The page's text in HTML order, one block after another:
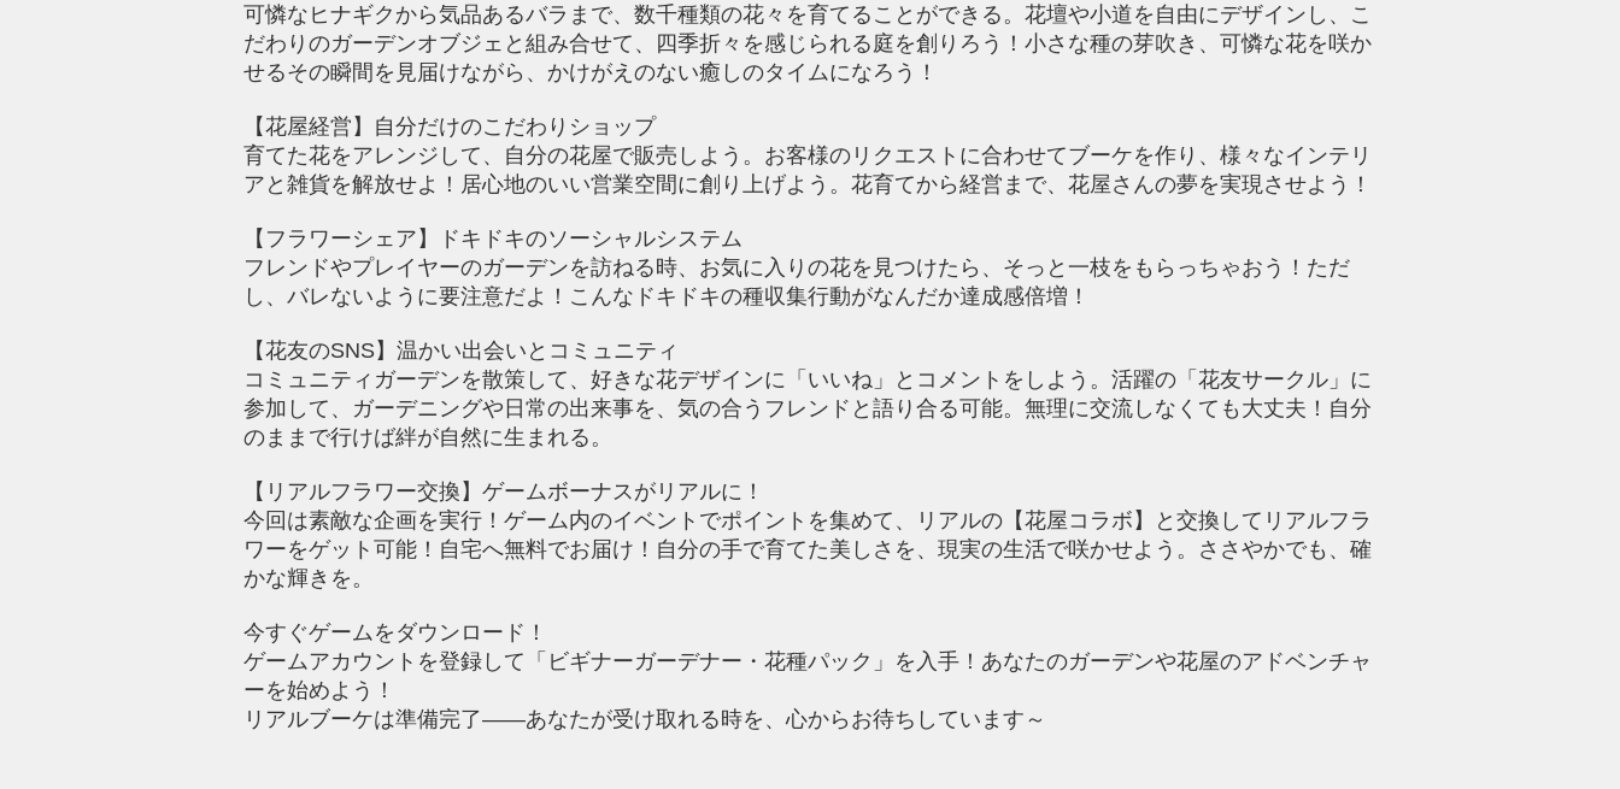
可憐なヒナギクから気品あるバラまで、数千種類の花々を育てることができる。花壇や小道を自由にデザインし、こ
だわりのガーデンオブジェと組み合せて、四季折々を感じられる庭を創りろう！小さな種の芽吹き、可憐な花を咲か
せるその瞬間を見届けながら、かけがえのない癒しのタイムになろう！
【花屋経営】自分だけのこだわりショップ
育てた花をアレンジして、自分の花屋で販売しよう。お客様のリクエストに合わせてブーケを作り、様々なインテリ
アと雑貨を解放せよ！居心地のいい営業空間に創り上げよう。花育てから経営まで、花屋さんの夢を実現させよう！
【フラワーシェア】ドキドキのソーシャルシステム
フレンドやプレイヤーのガーデンを訪ねる時、お気に入りの花を見つけたら、そっと一枝をもらっちゃおう！ただ
し、バレないように要注意だよ！こんなドキドキの種収集行動がなんだか達成感倍増！
【花友のSNS】温かい出会いとコミュニティ
コミュニティガーデンを散策して、好きな花デザインに「いいね」とコメントをしよう。活躍の「花友サークル」に
参加して、ガーデニングや日常の出来事を、気の合うフレンドと語り合る可能。無理に交流しなくても大丈夫！自分
のままで行けば絆が自然に生まれる。
【リアルフラワー交換】ゲームボーナスがリアルに！
今回は素敵な企画を実行！ゲーム内のイベントでポイントを集めて、リアルの【花屋コラボ】と交換してリアルフラ
ワーをゲット可能！自宅へ無料でお届け！自分の手で育てた美しさを、現実の生活で咲かせよう。ささやかでも、確
かな輝きを。
今すぐゲームをダウンロード！
ゲームアカウントを登録して「ビギナーガーデナー・花種パック」を入手！あなたのガーデンや花屋のアドベンチャ
ーを始めよう！
リアルブーケは準備完了——あなたが受け取れる時を、心からお待ちしています～